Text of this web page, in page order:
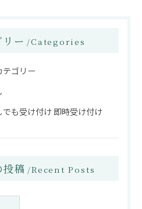
ー Categories
テゴリー
でも受け付け 即時受け付け
稿 Recent Posts